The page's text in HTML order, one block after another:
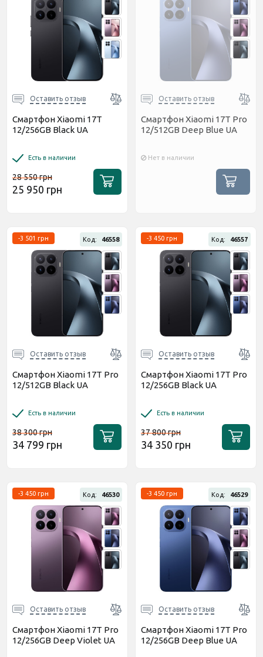
Оставить отзыв
Смартфон Xiaomi 17T
12/256GB Black UA
Есть в наличии
28 550 грн
25 950 грн
Оставить отзыв
Смартфон Xiaomi 17T Pro
12/512GB Deep Blue UA
Нет в наличии
Код: 46558
-3 501 грн
Оставить отзыв
Смартфон Xiaomi 17T Pro
12/512GB Black UA
Есть в наличии
38 300 грн
34 799 грн
Код: 46557
-3 450 грн
Оставить отзыв
Смартфон Xiaomi 17T Pro
12/256GB Black UA
Есть в наличии
37 800 грн
34 350 грн
Код: 46530
-3 450 грн
Оставить отзыв
Смартфон Xiaomi 17T Pro
12/256GB Deep Violet UA
Код: 46529
-3 450 грн
Оставить отзыв
Смартфон Xiaomi 17T Pro
12/256GB Deep Blue UA